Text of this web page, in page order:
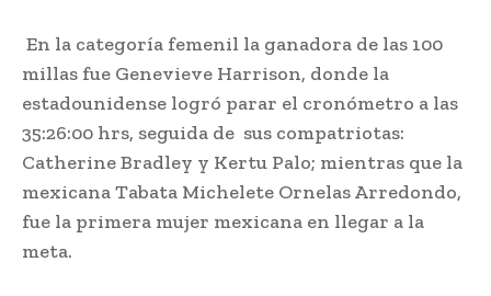
En la categoría femenil la ganadora de las 100
millas fue Genevieve Harrison, donde la
estadounidense logró parar el cronómetro a las
35:26:00 hrs, seguida de sus compatriotas:
Catherine Bradley y Kertu Palo; mientras que la
mexicana Tabata Michelete Ornelas Arredondo,
fue la primera mujer mexicana en llegar a la
meta.